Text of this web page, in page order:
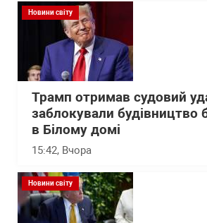
Новини світу
Трамп отримав судовий
заблокували будівництво
в Білому домі
15:42, Вчора
Новини світу